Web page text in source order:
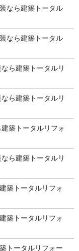
なら建築トータル
なら建築トータル
ら建築トータルリ
ら建築トータルリ
築トータルリフォ
ら建築トータルリ
築トータルリフォ
築トータルリフォ
トータルリフォー